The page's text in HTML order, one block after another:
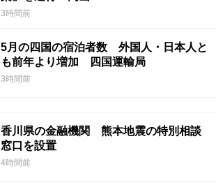
3時間前
5月の四国の宿泊者数 外国人・日本人と
も前年より増加 四国運輸局
3時間前
香川県の金融機関 熊本地震の特別相談
窓口を設置
4時間前